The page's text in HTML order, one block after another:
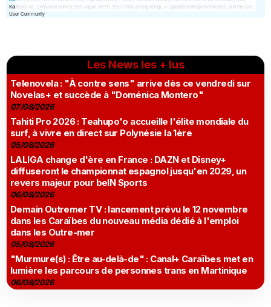
Les News les + lus
Telenovela : "À contre sens" arrive dès ce vendredi sur
Novelas+ et succède à "Doménica Montero"
07/08/2026
Tahiti Pro 2026 : Teahupo'o accueille l'élite mondiale du
surf, à vivre en direct sur Polynésie la 1ère
05/08/2026
LALIGA change d'ère en France : DAZN et Disney+
diffuseront le championnat espagnol jusqu'en 2029, un
revers majeur pour beIN Sports
06/08/2026
Demain Outremer TV : lancement prévu le 12 novembre
dans les Caraïbes du nouveau média dédié à l'emploi
dans les Outre-mer
05/08/2026
"Murmure(s) : Être au-delà-de" : Canal+ Caraïbes met en
lumière les parcours de personnes trans en Martinique
06/08/2026